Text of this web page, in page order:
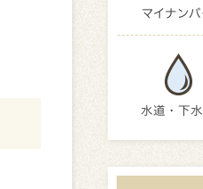
マイナンバ
水道・下